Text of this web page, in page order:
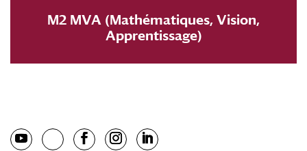
M2 MVA (Mathématiques, Vision,
Apprentissage)